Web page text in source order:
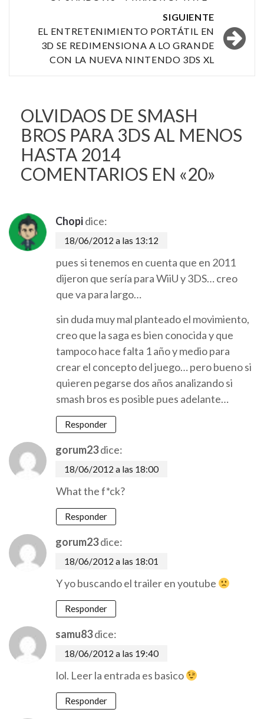
entradas
SIGUIENTE
EL ENTRETENIMIENTO PORTÁTIL EN
3D SE REDIMENSIONA A LO GRANDE
CON LA NUEVA NINTENDO 3DS XL
OLVIDAOS DE SMASH
BROS PARA 3DS AL MENOS
HASTA 2014
COMENTARIOS EN «20»
Chopidice:
18/06/2012 a las 13:12
pues si tenemos en cuenta que en 2011
dijeron que sería para WiiU y 3DS… creo
que va para largo…
sin duda muy mal planteado el movimiento,
creo que la saga es bien conocida y que
tampoco hace falta 1 año y medio para
crear el concepto del juego… pero bueno si
quieren pegarse dos años analizando si
smash bros es posible pues adelante…
Responder
gorum23dice:
18/06/2012 a las 18:00
What the f*ck?
Responder
gorum23dice:
18/06/2012 a las 18:01
Y yo buscando el trailer en youtube
Responder
samu83dice:
18/06/2012 a las 19:40
lol. Leer la entrada es basico
Responder